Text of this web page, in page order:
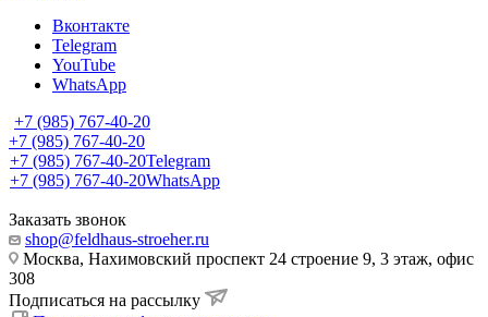
Вконтакте
Telegram
YouTube
WhatsApp
+7 (985) 767-40-20
+7 (985) 767-40-20
+7 (985) 767-40-20Telegram
+7 (985) 767-40-20WhatsApp
Заказать звонок
shop@feldhaus-stroeher.ru
Москва, Нахимовский проспект 24 строение 9, 3 этаж, офис
308
Подписаться на рассылку